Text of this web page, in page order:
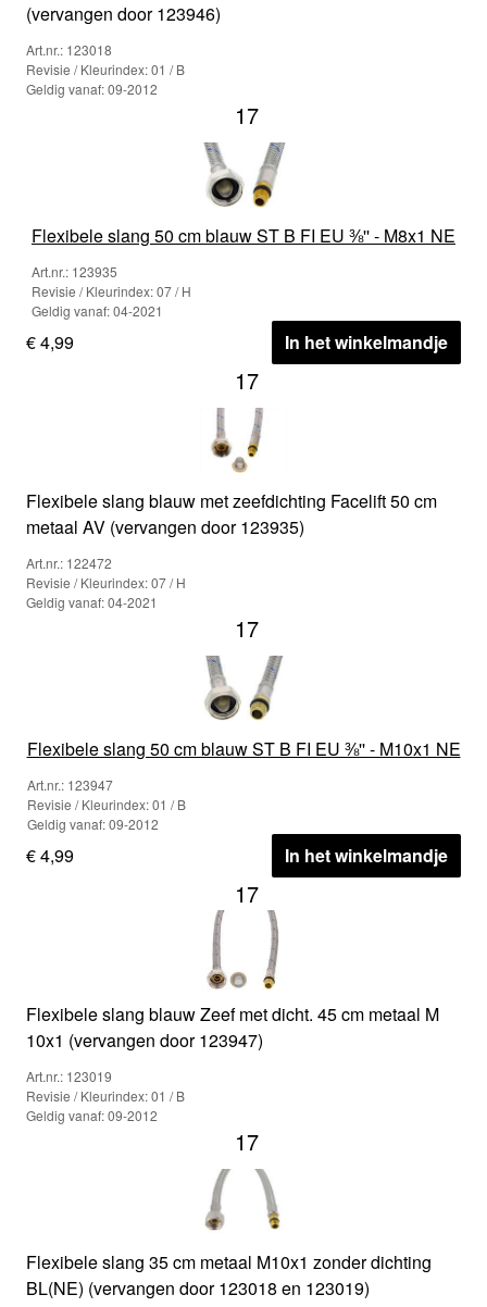
(vervangen door 123946)
Art.nr.: 123018
Revisie / Kleurindex: 01 / B
Geldig vanaf: 09-2012
17
Flexibele slang 50 cm blauw ST B FI EU ⅜'' - M8x1 NE
Art.nr.: 123935
Revisie / Kleurindex: 07 / H
Geldig vanaf: 04-2021
€ 4,99 In het winkelmandje
17
Flexibele slang blauw met zeefdichting Facelift 50 cm
metaal AV (vervangen door 123935)
Art.nr.: 122472
Revisie / Kleurindex: 07 / H
Geldig vanaf: 04-2021
17
Flexibele slang 50 cm blauw ST B FI EU ⅜'' - M10x1 NE
Art.nr.: 123947
Revisie / Kleurindex: 01 / B
Geldig vanaf: 09-2012
€ 4,99 In het winkelmandje
17
Flexibele slang blauw Zeef met dicht. 45 cm metaal M
10x1 (vervangen door 123947)
Art.nr.: 123019
Revisie / Kleurindex: 01 / B
Geldig vanaf: 09-2012
17
Flexibele slang 35 cm metaal M10x1 zonder dichting
BL(NE) (vervangen door 123018 en 123019)